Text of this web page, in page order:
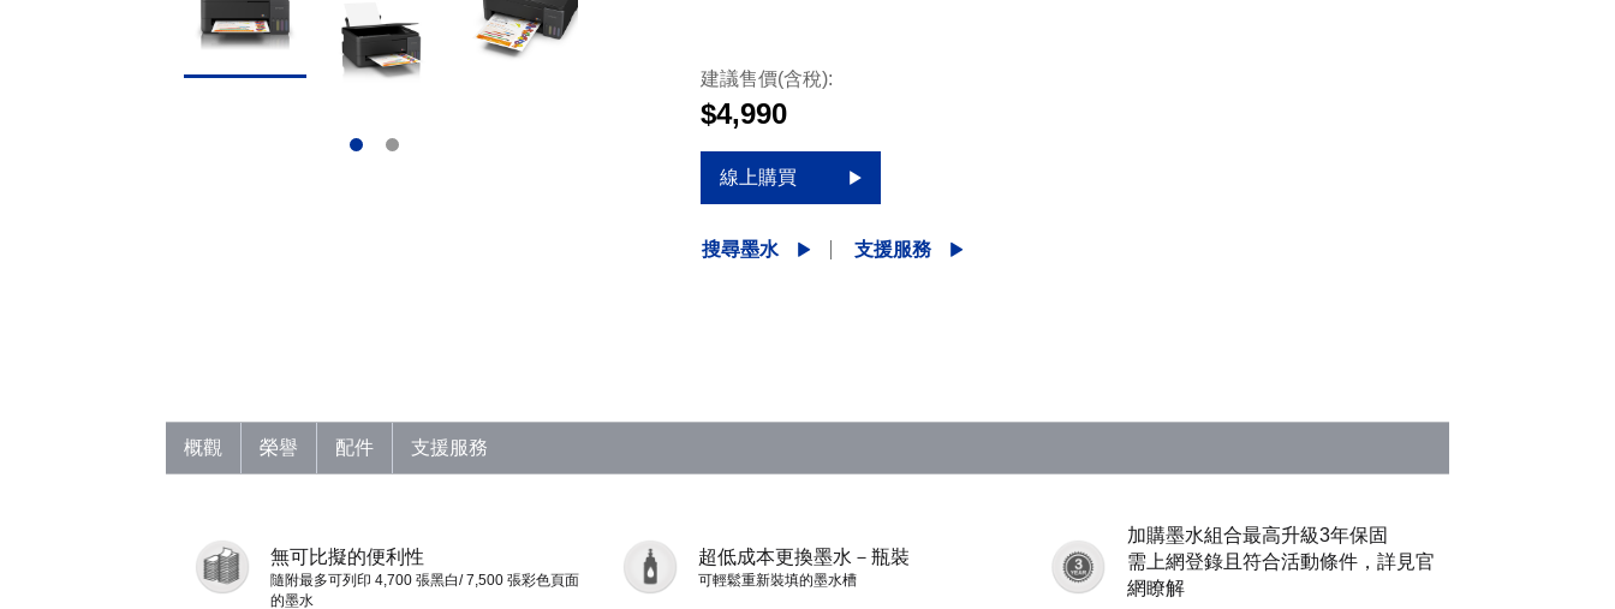
建議售價(含稅):
$4,990
線上購買
搜尋墨水 支援服務
概觀 榮譽 配件 支援服務
無可比擬的便利性
隨附最多可列印 4,700 張黑白/ 7,500 張彩色頁面
的墨水
超低成本更換墨水－瓶裝
可輕鬆重新裝填的墨水槽
加購墨水組合最高升級3年保固
需上網登錄且符合活動條件，詳見官
網瞭解